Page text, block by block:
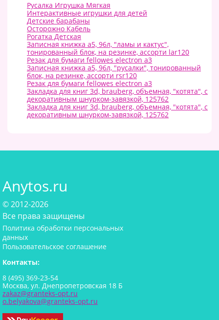
Русалка Игрушка Мягкая
Интерактивные игрушки для детей
Детские барабаны
Осторожно Кабель
Рогатка Детская
Записная книжка а5, 96л, "ламы и кактус",
тонированный блок, на резинке, ассорти lar120
Резак для бумаги fellowes electron a3
Записная книжка а5, 96л, "русалки", тонированный
блок, на резинке, ассорти rsr120
Резак для бумаги fellowes electron a3
Закладка для книг 3d, brauberg, объемная, "котята", с
декоративным шнурком-завязкой, 125762
Закладка для книг 3d, brauberg, объемная, "котята", с
декоративным шнурком-завязкой, 125762
Anytos.ru
© 2012-2026
Все права защищены
Политика обработки персональных
данных
Пользовательское соглашение
Контакты:
8 (495) 369-23-54
Москва, ул. Днепропетровская 18 Б
zakaz@granteks-opt.ru
o.belyakova@granteks-opt.ru